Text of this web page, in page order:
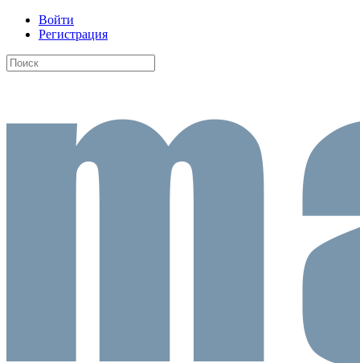
Войти
Регистрация